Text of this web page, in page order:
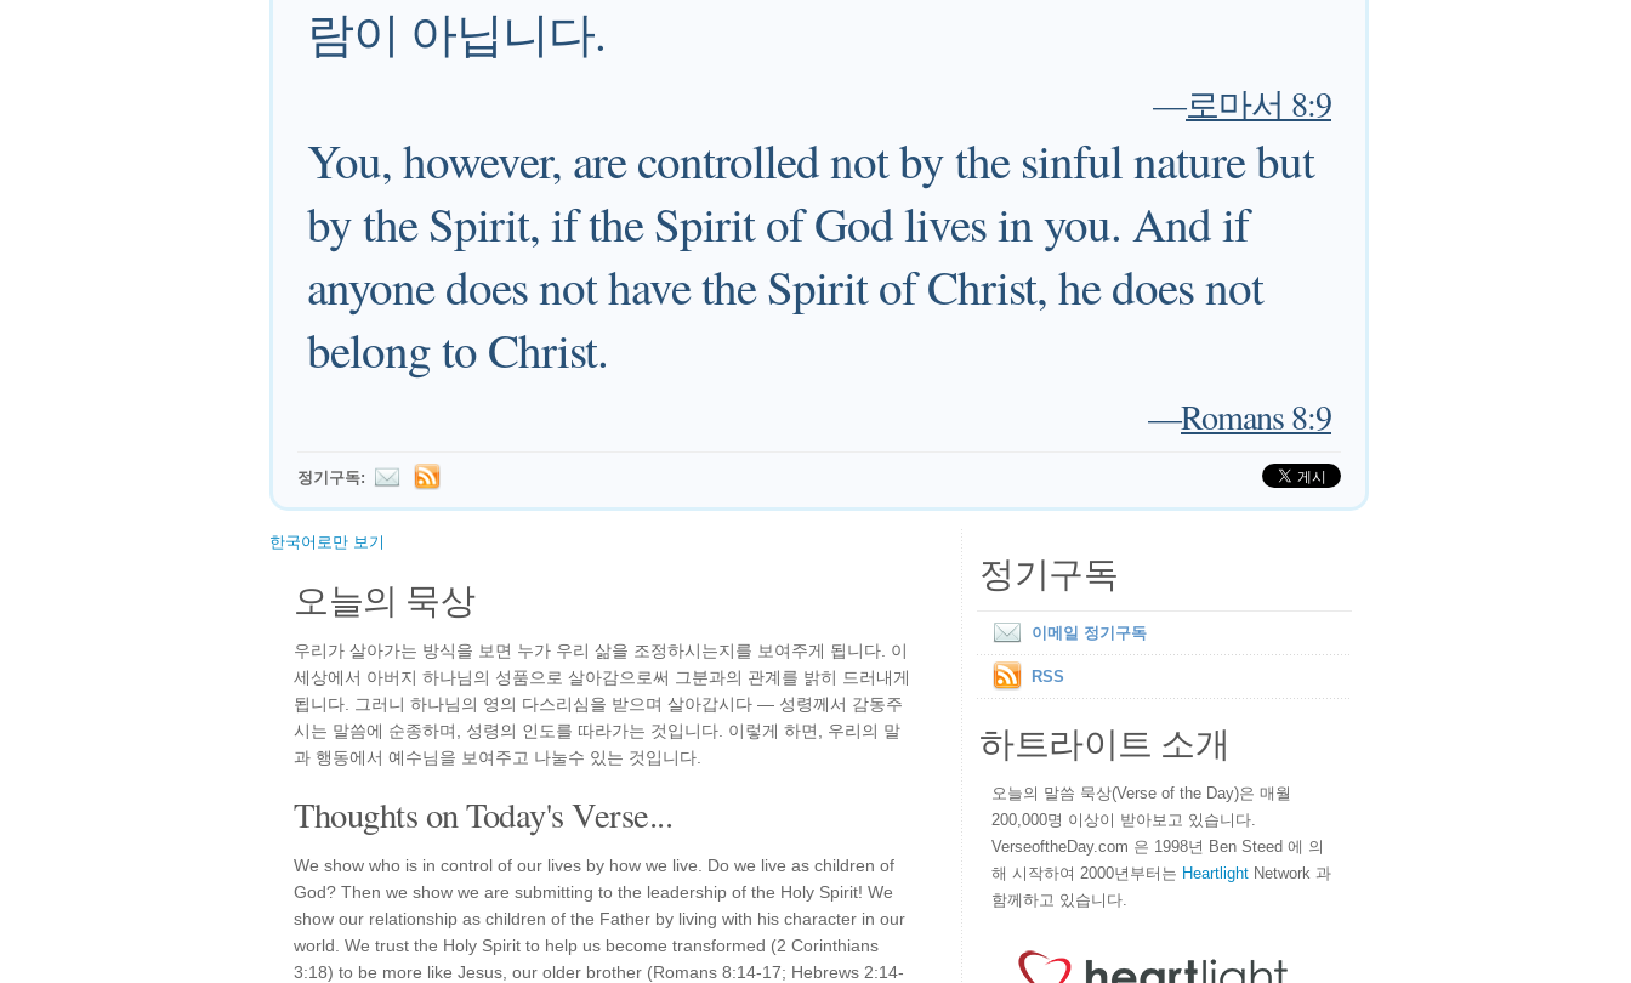
람이 아닙니다.
—로마서 8:9
You, however, are controlled not by the sinful nature but
by the Spirit, if the Spirit of God lives in you. And if
anyone does not have the Spirit of Christ, he does not
belong to Christ.
—Romans 8:9
정기구독:
한국어로만 보기
오늘의 묵상
우리가 살아가는 방식을 보면 누가 우리 삶을 조정하시는지를 보여주게 됩니다. 이
세상에서 아버지 하나님의 성품으로 살아감으로써 그분과의 관계를 밝히 드러내게
됩니다. 그러니 하나님의 영의 다스리심을 받으며 살아갑시다 — 성령께서 감동주
시는 말씀에 순종하며, 성령의 인도를 따라가는 것입니다. 이렇게 하면, 우리의 말
과 행동에서 예수님을 보여주고 나눌수 있는 것입니다.
Thoughts on Today's Verse...
We show who is in control of our lives by how we live. Do we live as children of
God? Then we show we are submitting to the leadership of the Holy Spirit! We
show our relationship as children of the Father by living with his character in our
world. We trust the Holy Spirit to help us become transformed (2 Corinthians
3:18) to be more like Jesus, our older brother (Romans 8:14-17; Hebrews 2:14-
정기구독
이메일 정기구독
RSS
하트라이트 소개
오늘의 말씀 묵상(Verse of the Day)은 매월
200,000명 이상이 받아보고 있습니다.
VerseoftheDay.com 은 1998년 Ben Steed 에 의
해 시작하여 2000년부터는 Heartlight Network 과
함께하고 있습니다.